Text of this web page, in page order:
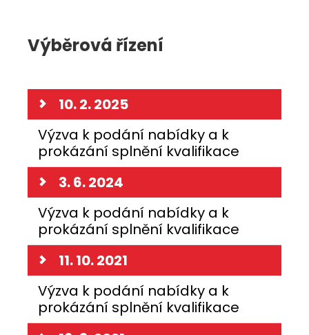
Výběrová řízení
10. 2. 2025
Výzva k podání nabídky a k
prokázání splnění kvalifikace
3. 6. 2024
Výzva k podání nabídky a k
prokázání splnění kvalifikace
11. 10. 2021
Výzva k podání nabídky a k
prokázání splnění kvalifikace